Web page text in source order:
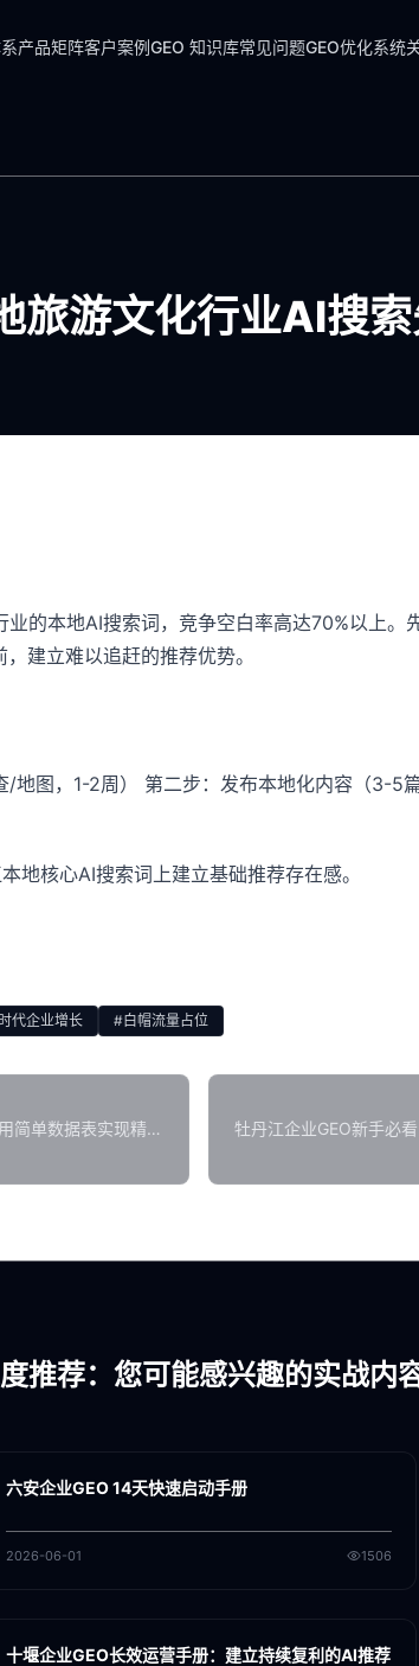
产品矩阵客户案例GEO 知识库常见问题GEO优化系统
旅游文化行业AI搜
的本地AI搜索词，竞争空白率高达70%以上。
建立难以追赶的推荐优势。
/地图，1-2周） 第二步：发布本地化内容（3-5
地核心AI搜索词上建立基础推荐存在感。
代企业增长 #白帽流量占位
简单数据表实现精准
牡丹江企业GEO新手必
推荐：您可能感兴趣的实战内
GEO
六安企业GEO 14天快速启动手册
2026-06-01 1506
GEO
十堰企业GEO长效运营手册：建立持续复利的AI推荐